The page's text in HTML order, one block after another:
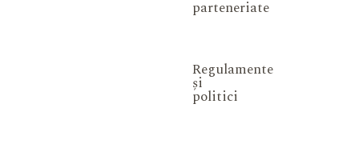
parteneriate
Regulamente
și
politici